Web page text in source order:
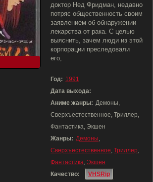
доктор Нед Фридман, недавно
потряс общественность своим
заявлением об обнаружении
лекарства от рака. С целью
выяснить, зачем люди из этой
корпорации преследовали
его,
Год: 1991
Дата выхода:
Аниме жанры: Демоны,
Сверхъестественное, Триллер,
Фантастика, Экшен
Жанры: Демоны,
Сверхъестественное, Триллер,
Фантастика, Экшен
Качество:
VHSRip